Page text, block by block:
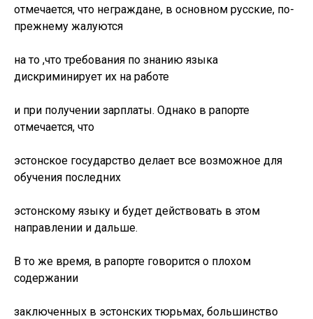
отмечается, что неграждане, в основном русские, по-
прежнему жалуются
на то ,что требования по знанию языка
дискриминирует их на работе
и при получении зарплаты. Однако в рапорте
отмечается, что
эстонское государство делает все возможное для
обучения последних
эстонскому языку и будет действовать в этом
направлении и дальше.
В то же время, в рапорте говорится о плохом
содержании
заключенных в эстонских тюрьмах, большинство